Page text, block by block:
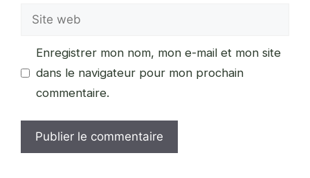
Site
Enregistrer mon nom, mon e-mail et mon site
dans le navigateur pour mon prochain
commentaire.